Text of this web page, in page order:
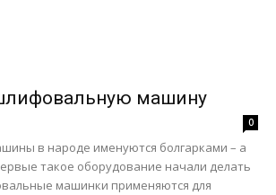
машину
0
в народе именуются болгарками – а
такое оборудование начали делать
машинки применяются для